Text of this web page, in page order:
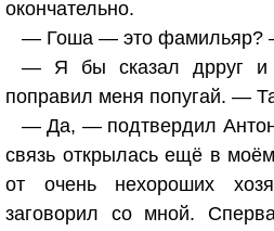
окончательно.
— Гоша — это фамильяр?
— Я бы сказал дрруг и
поправил меня попугай. —
— Да, — подтвердил
связь открылась ещё в
от очень нехороших
заговорил со мной.